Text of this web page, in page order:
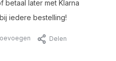
betaal later met Klarna
iedere bestelling!
Delen